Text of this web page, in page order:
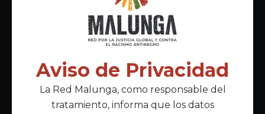
Acepto lapolítica de privacidad
Aviso de Privacidad
La Red Malunga, como responsable del
tratamiento, informa que los datos